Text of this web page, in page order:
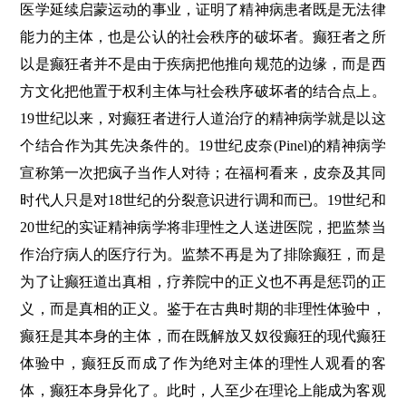
医学延续启蒙运动的事业，证明了精神病患者既是无法律
能力的主体，也是公认的社会秩序的破坏者。癫狂者之所
以是癫狂者并不是由于疾病把他推向规范的边缘，而是西
方文化把他置于权利主体与社会秩序破坏者的结合点上。
19世纪以来，对癫狂者进行人道治疗的精神病学就是以这
个结合作为其先决条件的。19世纪皮奈(Pinel)的精神病学
宣称第一次把疯子当作人对待；在福柯看来，皮奈及其同
时代人只是对18世纪的分裂意识进行调和而已。19世纪和
20世纪的实证精神病学将非理性之人送进医院，把监禁当
作治疗病人的医疗行为。监禁不再是为了排除癫狂，而是
为了让癫狂道出真相，疗养院中的正义也不再是惩罚的正
义，而是真相的正义。鉴于在古典时期的非理性体验中，
癫狂是其本身的主体，而在既解放又奴役癫狂的现代癫狂
体验中，癫狂反而成了作为绝对主体的理性人观看的客
体，癫狂本身异化了。此时，人至少在理论上能成为客观